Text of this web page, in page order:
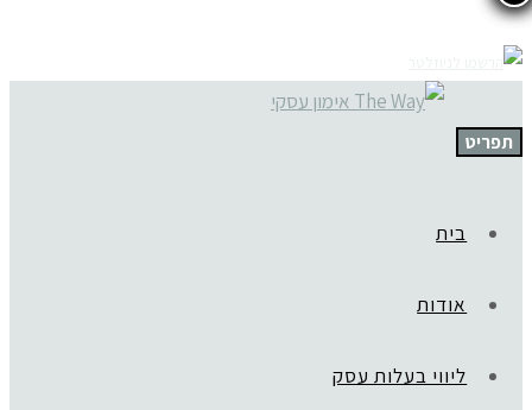
תפריט
בית
אודות
ליווי בעלות עסק